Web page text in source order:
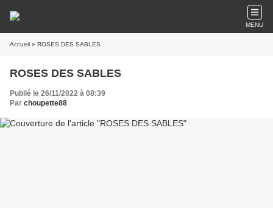
MENU
Accueil » ROSES DES SABLES
ROSES DES SABLES
Publié le 26/11/2022 à 08:39
Par choupette88